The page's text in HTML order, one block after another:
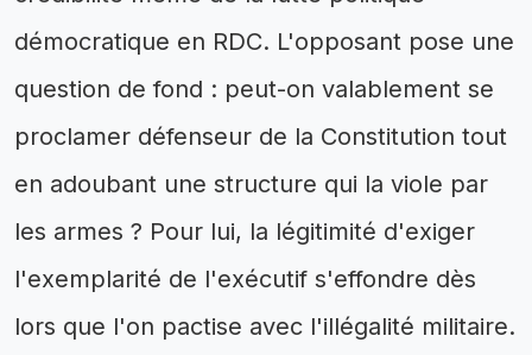
démocratique en RDC. L'opposant pose une
question de fond : peut-on valablement se
proclamer défenseur de la Constitution tout
en adoubant une structure qui la viole par
les armes ? Pour lui, la légitimité d'exiger
l'exemplarité de l'exécutif s'effondre dès
lors que l'on pactise avec l'illégalité militaire.